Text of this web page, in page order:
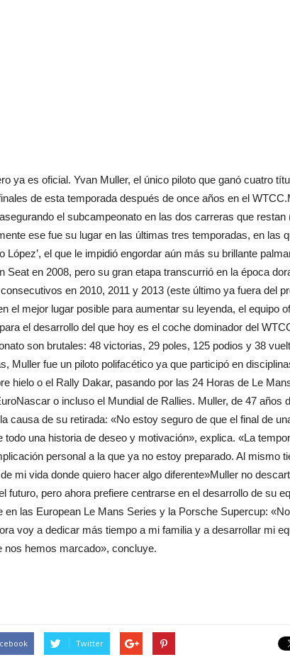
ya es oficial. Yvan Muller, el único piloto que ganó cuatro
de esta temporada después de once años en el
el subcampeonato en las dos carreras que restan
ese fue su lugar en las últimas tres temporadas, en las
López’, el que le impidió engordar aún más su brillante
Seat en 2008, pero su gran etapa transcurrió en la época
en 2010, 2011 y 2013 (este último ya fuera del
el mejor lugar posible para aumentar su leyenda, el equipo
el desarrollo del que hoy es el coche dominador del
son brutales: 48 victorias, 29 poles, 125 podios y 38
Muller fue un piloto polifacético ya que participó en
hielo o el Rally Dakar, pasando por las 24 Horas de Le
o incluso el Mundial de Rallies. Muller, de 47 años
causa de su retirada: «No estoy seguro de que el final de
todo una historia de deseo y motivación», explica. «La
personal a la que ya no estoy preparado. Al mismo
mi vida donde quiero hacer algo diferente»Muller no
futuro, pero ahora prefiere centrarse en el desarrollo de su
en las European Le Mans Series y la Porsche Supercup:
voy a dedicar más tiempo a mi familia y a desarrollar mi
nos hemos marcado», concluye.
Twitter